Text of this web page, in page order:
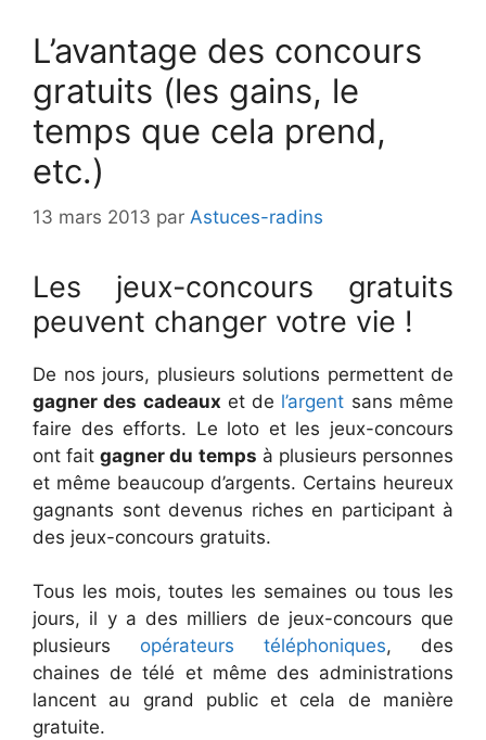
L’avantage des concours
gratuits (les gains, le
temps que cela prend,
etc.)
13 mars 2013 par Astuces-radins
Les jeux-concours gratuits
peuvent changer votre vie !
De nos jours, plusieurs solutions permettent de
gagner des cadeaux et de l’argent sans même
faire des efforts. Le loto et les jeux-concours
ont faitgagner du temps à plusieurs personnes
et même beaucoup d’argents. Certains heureux
gagnants sont devenus riches en participant à
des jeux-concours gratuits.
Tous les mois, toutes les semaines ou tous les
jours, il y a des milliers de jeux-concours que
plusieurs opérateurs téléphoniques, des
chaines de télé et même des administrations
lancent au grand public et cela de manière
gratuite.